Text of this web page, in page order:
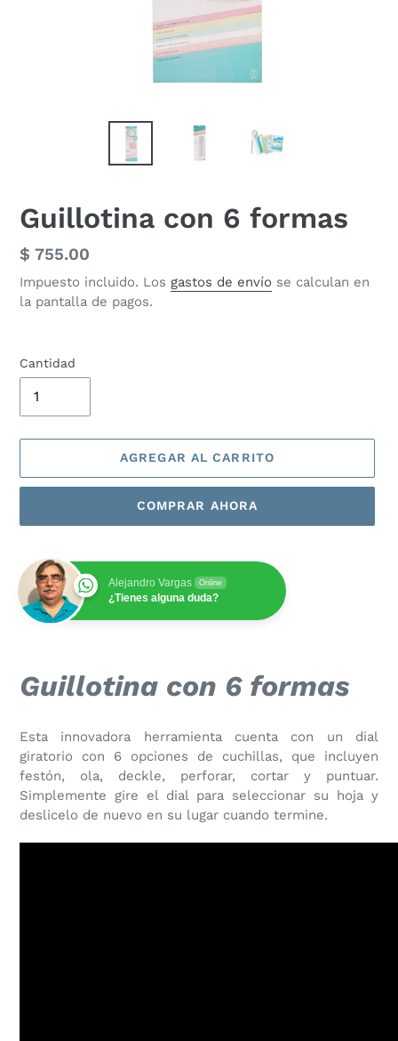
Guillotina con 6 formas
Precio
habitual
$ 755.00
Impuesto incluido. Los gastos de envío se calculan en
la pantalla de pagos.
Cantidad
AGREGAR AL CARRITO
COMPRAR AHORA
Alejandro Vargas Online
¿Tienes alguna duda?
producto
carrito
de
compra
Guillotina con 6 formas
Esta innovadora herramienta cuenta con un dial
giratorio con 6 opciones de cuchillas, que incluyen
festón, ola, deckle, perforar, cortar y puntuar.
Simplemente gire el dial para seleccionar su hoja y
deslicelo de nuevo en su lugar cuando termine.